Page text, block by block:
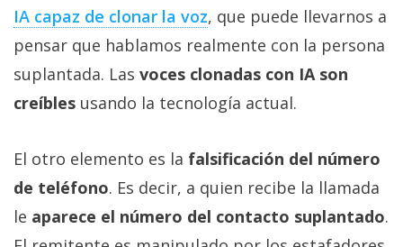
IA capaz de clonar la voz‎, que puede llevarnos a
pensar que hablamos realmente con la persona
suplantada. Las voces clonadas con IA son
creíbles usando la tecnología actual.
El otro elemento es la falsificación del número
de teléfono. Es decir, a quien recibe la llamada
le aparece el número del contacto suplantado.